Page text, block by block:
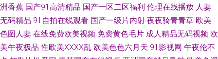
频免费下载 91蝌蚪色情 大香蕉AV大香蕉 国产福利第一页 成人剧场a深夜看
豆花官网免费进入 午夜影院欧美 影音先锋精东影业 丝袜玉足足交 欧美另类
洲香蕉 国产91高清精品 国产一区二区福利 伦理在线播放 人妻
无码精品 91自拍在线观看 国产一级片内射 夜夜骑青青草 欧美
色图人妻 在线免费欧美视频 免费黄色毛片 成人精品无码视频 欧
美午夜极品 性欧美ⅩⅩⅩⅩ乱 欧美色色六月天 91影视网 午夜伦不